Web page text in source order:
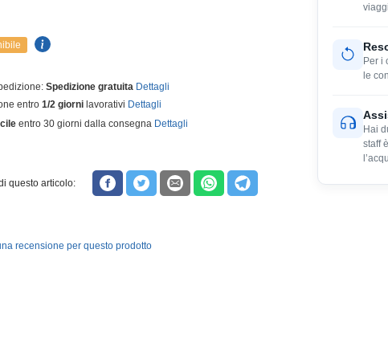
Spedizione gratuita Dettagli
entro 1/2 giornilavorativi Dettagli
entro 30 giorni dalla consegna Dettagli
questo articolo:
recensione per questo prodotto
Per i
le
Hai
staff